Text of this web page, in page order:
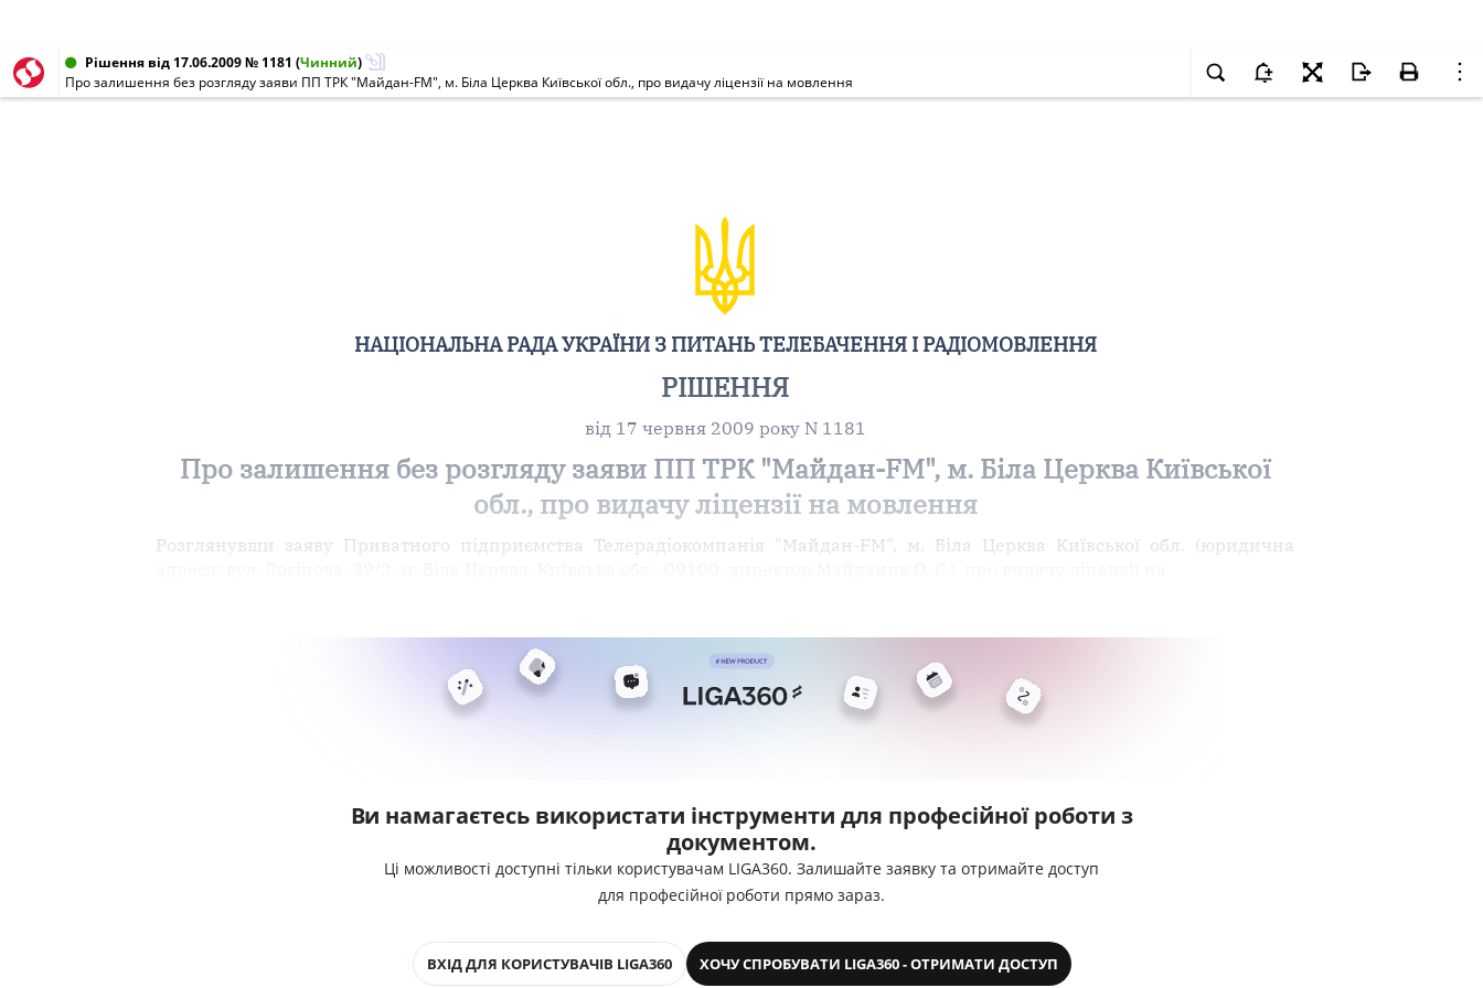
Рішення від 17.06.2009 № 1181 (Чинний)
Про залишення без розгляду заяви ПП ТРК "Майдан-FM", м. Біла Церква Київської обл., про видачу ліцензії на мовлення
НАЦІОНАЛЬНА РАДА УКРАЇНИ З ПИТАНЬ ТЕЛЕБАЧЕННЯ І РАДІОМОВЛЕННЯ
РІШЕННЯ
від 17 червня 2009 року N 1181
Про залишення без розгляду заяви ПП ТРК "Майдан-FM", м. Біла Церква Київської
обл., про видачу ліцензії на мовлення
Розглянувши заяву Приватного підприємства Телерадіокомпанія "Майдан-FM", м. Біла Церква Київської обл. (юридична
Ви намагаєтесь використати інструменти для професійної роботи з
документом.
Ці можливості доступні тільки користувачам LIGA360. Залишайте заявку та отримайте доступ
для професійної роботи прямо зараз.
ВХІД ДЛЯ КОРИСТУВАЧІВ LIGA360 ХОЧУ СПРОБУВАТИ LIGA360 - ОТРИМАТИ ДОСТУП